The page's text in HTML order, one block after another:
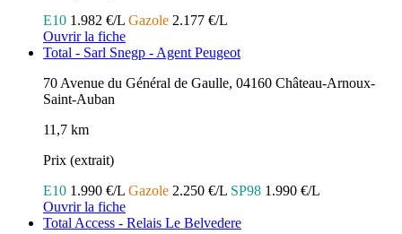
E10 1.982 €/L Gazole 2.177 €/L
Ouvrir la fiche
Total - Sarl Snegp - Agent Peugeot
70 Avenue du Général de Gaulle, 04160 Château-Arnoux-
Saint-Auban
11,7 km
Prix (extrait)
E10 1.990 €/L Gazole 2.250 €/L SP98 1.990 €/L
Ouvrir la fiche
Total Access - Relais Le Belvedere